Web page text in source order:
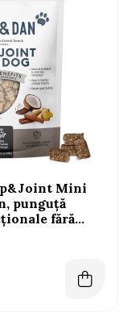
Mini
punguță
fără
articular,